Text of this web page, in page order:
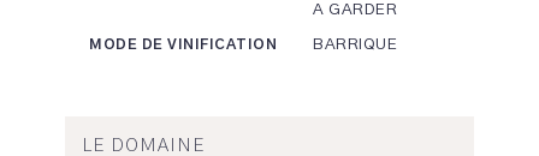
A GARDER
MODE DE VINIFICATION BARRIQUE
LE DOMAINE